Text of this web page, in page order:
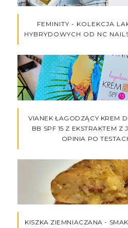
FEMINITY - KOLEKCJA
HYBRYDOWYCH OD NC
VIANEK ŁAGODZĄCY KREM
BB SPF 15 Z EKSTRAKTEM Z
OPINIA PO
KISZKA ZIEMNIACZANA -